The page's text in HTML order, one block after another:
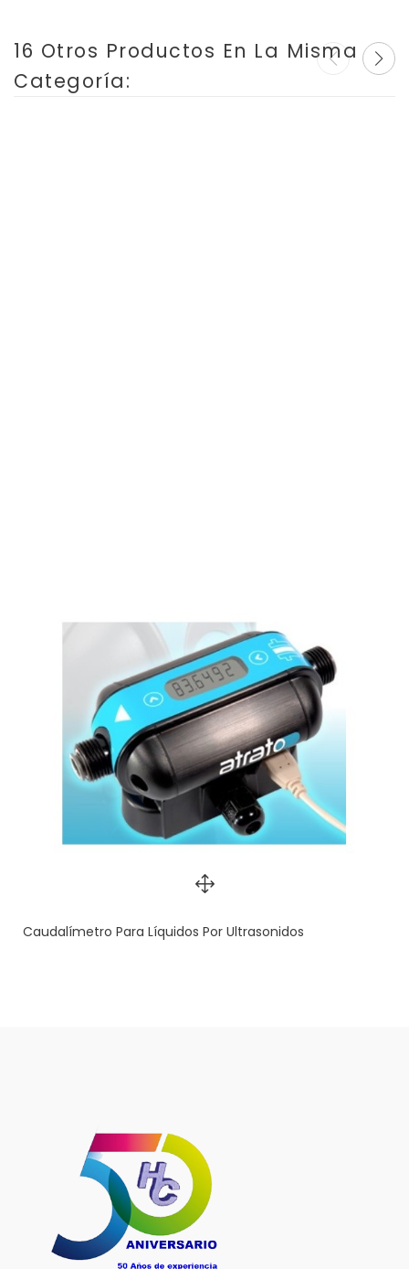
16 Otros Productos En La Misma
Categoría:
Caudalímetro Para Líquidos Por Ultrasonidos